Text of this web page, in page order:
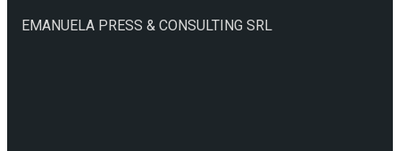
EMANUELA PRESS & CONSULTING SRL